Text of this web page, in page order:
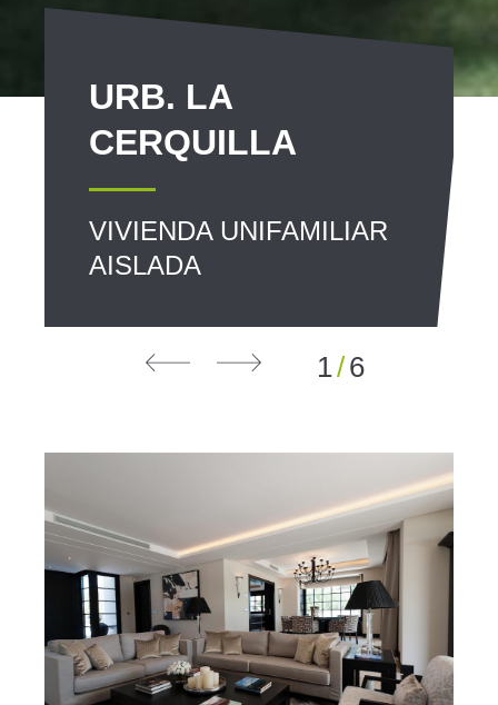
URB. LA
CERQUILLA
VIVIENDA UNIFAMILIAR
AISLADA
1 /6